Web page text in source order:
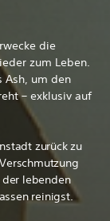
die
zum Leben.
Ash, um den
– exklusiv auf
zurück zu
lebenden
reinigst.